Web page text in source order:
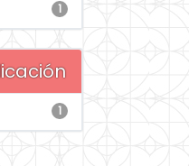
1
1